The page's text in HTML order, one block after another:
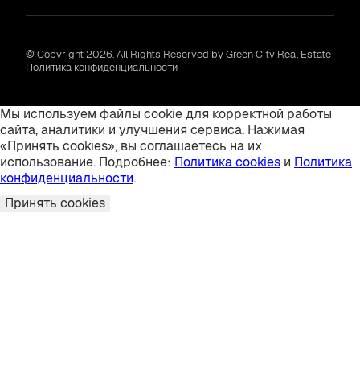
© Copyright 2026. All Rights Reserved by Green City Real Estate
Политика конфиденциальности
Мы используем файлы cookie для корректной работы
сайта, аналитики и улучшения сервиса. Нажимая
«Принять cookies», вы соглашаетесь на их
использование. Подробнее: Политика cookies и Политика
конфиденциальности.
Принять cookies